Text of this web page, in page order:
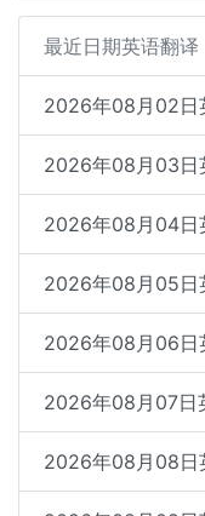
最近日期英语翻译
2026年08月02日
2026年08月03日
2026年08月04日
2026年08月05日
2026年08月06日
2026年08月07日
2026年08月08日